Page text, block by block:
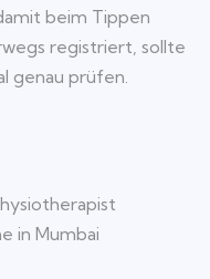
beim Tippen
registriert, sollte
genau prüfen.
in Mumbai